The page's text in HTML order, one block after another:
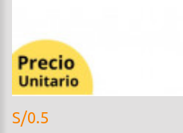
S/0.5